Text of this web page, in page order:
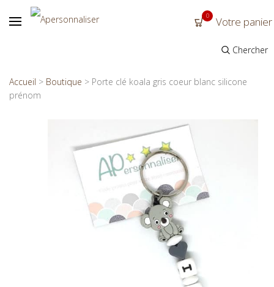
0 Votre panier
Chercher
Accueil > Boutique > Porte clé koala gris coeur blanc silicone
prénom